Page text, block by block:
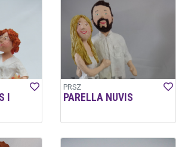
I
PRSZ
PARELLA NUVIS